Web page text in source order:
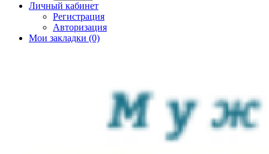
Личный кабинет
Регистрация
Авторизация
Мои закладки (0)